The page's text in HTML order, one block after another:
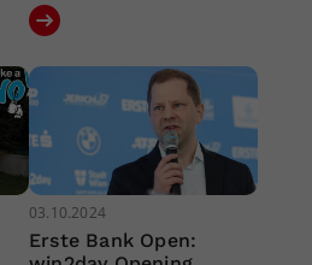
03.10.2024
Erste Bank Open: